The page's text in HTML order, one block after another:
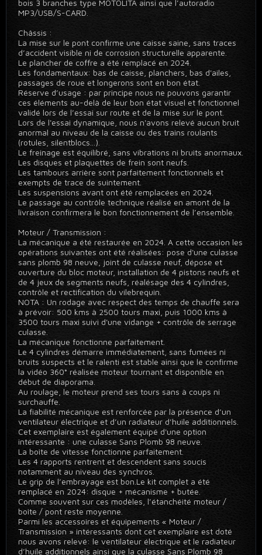
bois 3 branches type MOTOLITA ainsi que l’autoradio
MP3/USB/S-CARD.
Châssis :
La mise sur le pont confirme une caisse saine, sans traces
d’accident visible ni de corrosion structurelle apparente.
Le plancher de coffre a été remplacé en 2024.
Les fondamentaux: bas de caisse, planchers, bas d'ailes,
passages de roue et longerons sont en bon état.
Réserve d’usage : par principe nous ne pouvons garantir
ces éléments au-delà de leur bon état visuel et fonctionnel
validé lors de l’essai sur route et de la mise sur le pont.
Lors de l'essai dynamique, nous n'avons relevé aucun bruit
anormal au niveau de la caisse ou des trains roulants
(rotules, silentblocs...).
Le freinage est équilibré, sans vibrations ni bruits anormaux.
Les disques et plaquettes de frein sont neufs.
Les tambours arrière sont parfaitement fonctionnels et
exempts de trace de suintement.
Les suspensions avant ont été remplacées en 2024.
Le passage au contrôle technique réalisé en amont de la
livraison confirmera le bon fonctionnement de l’ensemble.
Moteur / Transmission :
La mécanique a été restaurée en 2024. A cette occasion les
opérations suivantes ont été réalisées: pose d'une culasse
sans plomb 98 neuve, joint de culasse neuf, dépose et
ouverture du bloc moteur, installation de 4 pistons neufs et
de 4 jeux de segments neufs, réalésage des 4 cylindres,
contrôle et rectification du vilebrequin.
NOTA : Un rodage avec respect des temps de chauffe sera
à prévoir: 500 kms à 2500 tours maxi, puis 1000 kms à
3500 tours maxi suivi d'une vidange + contrôle de serrage
culasse.
La mécanique fonctionne parfaitement.
Le 4 cylindres démarre immédiatement, sans fumées ni
bruits suspects et le ralenti est stable ainsi que le confirme
la vidéo 360° réalisée moteur tournant et disponible en
début de diaporama.
Au roulage, le moteur prend ses tours sans à coups ni
surchauffe.
La fiabilité mécanique est renforcée par la présence d’un
ventilateur électrique et d’un radiateur d’huile additionnels.
Cet exemplaire est également équipé d'une option
intéressante : une culasse Sans Plomb 98 neuve.
La boîte de vitesse fonctionne parfaitement.
Les 4 rapports rentrent et descendent sans soucis
notamment au niveau des synchros.
Le grip de l’embrayage est bon.Le kit complet a été
remplacé en 2024: disque + mécanisme + butée.
Comme souvent sur ces modèles, l’étanchéité moteur /
boîte / pont reste moyenne.
Parmi les accessoires et équipements « Moteur /
Transmission » intéressants dont cet exemplaire est doté
nous avons relevé: le ventilateur électrique et le radiateur
d’huile additionnels ainsi que la culasse Sans Plomb 98